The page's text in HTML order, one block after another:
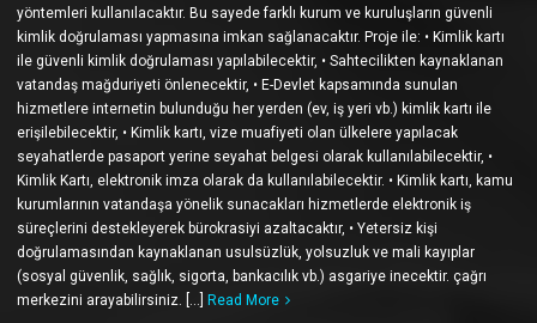
yöntemleri kullanılacaktır. Bu sayede farklı kurum ve kuruluşların güvenli
kimlik doğrulaması yapmasına imkan sağlanacaktır. Proje ile: • Kimlik kartı
ile güvenli kimlik doğrulaması yapılabilecektir, • Sahtecilikten kaynaklanan
vatandaş mağduriyeti önlenecektir, • E-Devlet kapsamında sunulan
hizmetlere internetin bulunduğu her yerden (ev, iş yeri vb.) kimlik kartı ile
erişilebilecektir, • Kimlik kartı, vize muafiyeti olan ülkelere yapılacak
seyahatlerde pasaport yerine seyahat belgesi olarak kullanılabilecektir, •
Kimlik Kartı, elektronik imza olarak da kullanılabilecektir. • Kimlik kartı, kamu
kurumlarının vatandaşa yönelik sunacakları hizmetlerde elektronik iş
süreçlerini destekleyerek bürokrasiyi azaltacaktır, • Yetersiz kişi
doğrulamasından kaynaklanan usulsüzlük, yolsuzluk ve mali kayıplar
(sosyal güvenlik, sağlık, sigorta, bankacılık vb.) asgariye inecektir. çağrı
merkezini arayabilirsiniz. […]
Read More